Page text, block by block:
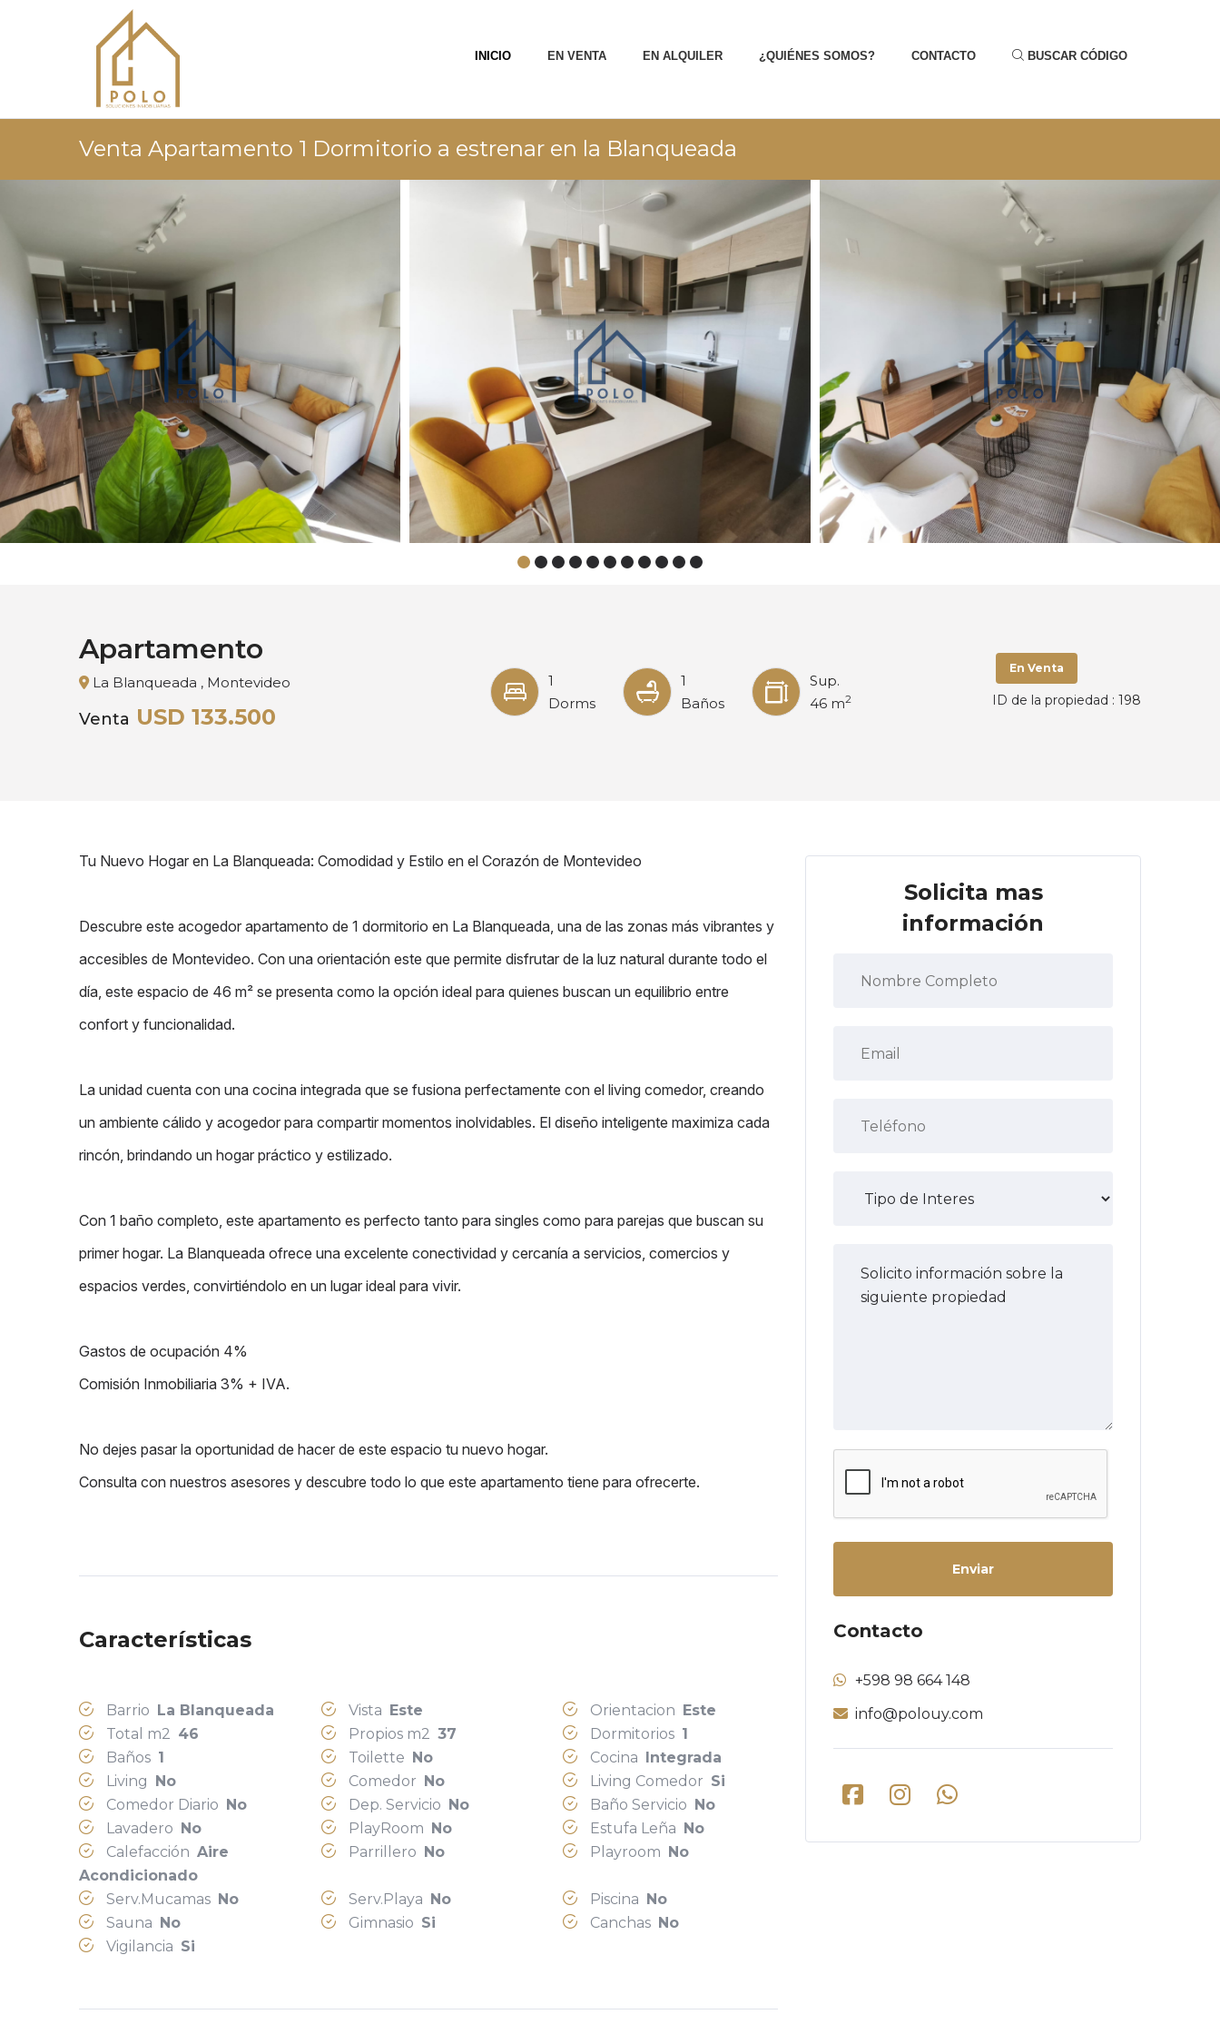
INICIO EN VENTA EN ALQUILER ¿QUIÉNES SOMOS? CONTACTO BUSCAR CÓDIGO
Venta Apartamento 1 Dormitorio a estrenar en la Blanqueada
Apartamento
La Blanqueada , Montevideo
Venta USD 133.500
1
Dorms
1
Baños
Sup.
46 m2
En Venta
ID de la propiedad : 198
Tu Nuevo Hogar en La Blanqueada: Comodidad y Estilo en el Corazón de Montevideo
Descubre este acogedor apartamento de 1 dormitorio en La Blanqueada, una de las zonas más vibrantes y
accesibles de Montevideo. Con una orientación este que permite disfrutar de la luz natural durante todo el
día, este espacio de 46 m² se presenta como la opción ideal para quienes buscan un equilibrio entre
confort y funcionalidad.
La unidad cuenta con una cocina integrada que se fusiona perfectamente con el living comedor, creando
un ambiente cálido y acogedor para compartir momentos inolvidables. El diseño inteligente maximiza cada
rincón, brindando un hogar práctico y estilizado.
Con 1 baño completo, este apartamento es perfecto tanto para singles como para parejas que buscan su
primer hogar. La Blanqueada ofrece una excelente conectividad y cercanía a servicios, comercios y
espacios verdes, convirtiéndolo en un lugar ideal para vivir.
Gastos de ocupación 4%
Comisión Inmobiliaria 3% + IVA.
No dejes pasar la oportunidad de hacer de este espacio tu nuevo hogar.
Consulta con nuestros asesores y descubre todo lo que este apartamento tiene para ofrecerte.
Características
Barrio La Blanqueada Vista Este Orientacion Este
Total m2 46 Propios m2 37 Dormitorios 1
Baños 1 Toilette No Cocina Integrada
Living No Comedor No Living Comedor Si
Comedor Diario No Dep. Servicio No Baño Servicio No
Lavadero No PlayRoom No Estufa Leña No
Calefacción Aire
Acondicionado
Parrillero No Playroom No
Serv.Mucamas No Serv.Playa No Piscina No
Sauna No Gimnasio Si Canchas No
Vigilancia Si
Solicita mas
información
Enviar
Contacto
+598 98 664 148
info@polouy.com